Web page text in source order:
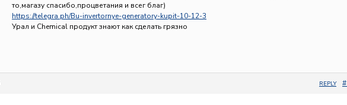
то,магазу спасибо,процветания и всег благ)
https://telegra.ph/Bu-invertornye-generatory-kupit-10-12-3
Урал и Chemical продукт знают как сделать грязно
REPLY